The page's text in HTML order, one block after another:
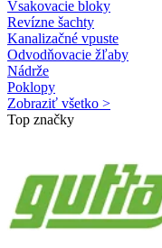
Vsakovacie bloky
Revízne šachty
Kanalizačné vpuste
Odvodňovacie žľaby
Nádrže
Poklopy
Zobraziť všetko >
Top značky